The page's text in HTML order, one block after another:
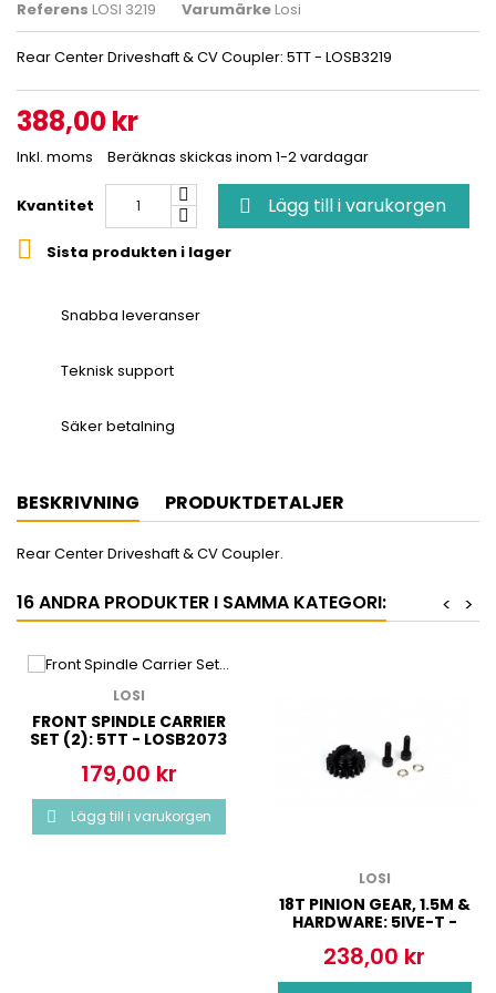
Referens LOSI 3219 Varumärke Losi
Rear Center Driveshaft & CV Coupler: 5TT - LOSB3219
388,00 kr
Inkl. moms Beräknas skickas inom 1-2 vardagar
Kvantitet  Lägg till i varukorgen
 Sista produkten i lager
Snabba leveranser
Teknisk support
Säker betalning
BESKRIVNING PRODUKTDETALJER
Rear Center Driveshaft & CV Coupler.
16 ANDRA PRODUKTER I SAMMA KATEGORI: >
<
LOSI
FRONT SPINDLE CARRIER
SET (2): 5TT - LOSB2073
Pris
179,00 kr
 Lägg till i varukorgen
LOSI
18T PINION GEAR, 1.5M &
HARDWARE: 5IVE-T -
Pris
238,00 kr